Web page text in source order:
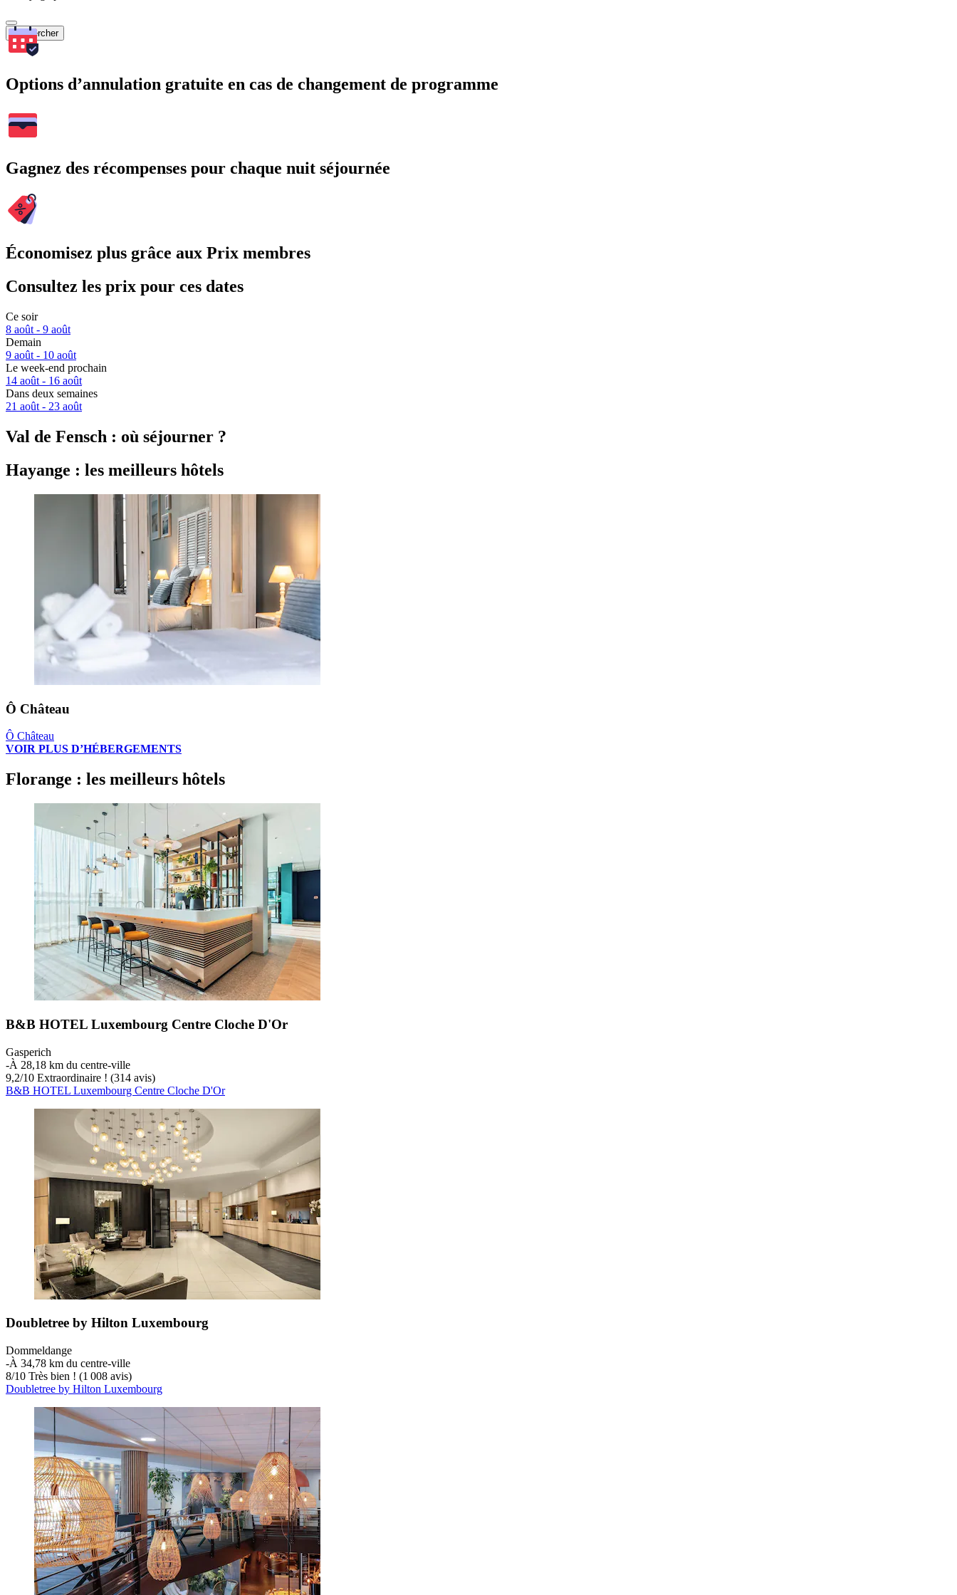
Rechercher
Options d’annulation gratuite en cas de changement de programme
Gagnez des récompenses pour chaque nuit séjournée
Économisez plus grâce aux Prix membres
Consultez les prix pour ces dates
Ce soir
8 août - 9 août
Demain
9 août - 10 août
Le week-end prochain
14 août - 16 août
Dans deux semaines
21 août - 23 août
Val de Fensch : où séjourner ?
Hayange : les meilleurs hôtels
Ô Château
Ô Château
VOIR PLUS D’HÉBERGEMENTS
Florange : les meilleurs hôtels
B&B HOTEL Luxembourg Centre Cloche D'Or
Gasperich
‐À 28,18 km du centre-ville
9,2/10 Extraordinaire ! (314 avis)
B&B HOTEL Luxembourg Centre Cloche D'Or
Doubletree by Hilton Luxembourg
Dommeldange
‐À 34,78 km du centre-ville
8/10 Très bien ! (1 008 avis)
Doubletree by Hilton Luxembourg